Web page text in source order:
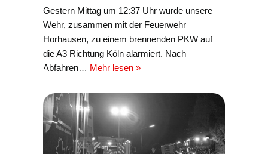
Gestern Mittag um 12:37 Uhr wurde unsere
Wehr, zusammen mit der Feuerwehr
Horhausen, zu einem brennenden PKW auf
die A3 Richtung Köln alarmiert. Nach
Abfahren… Mehr lesen »